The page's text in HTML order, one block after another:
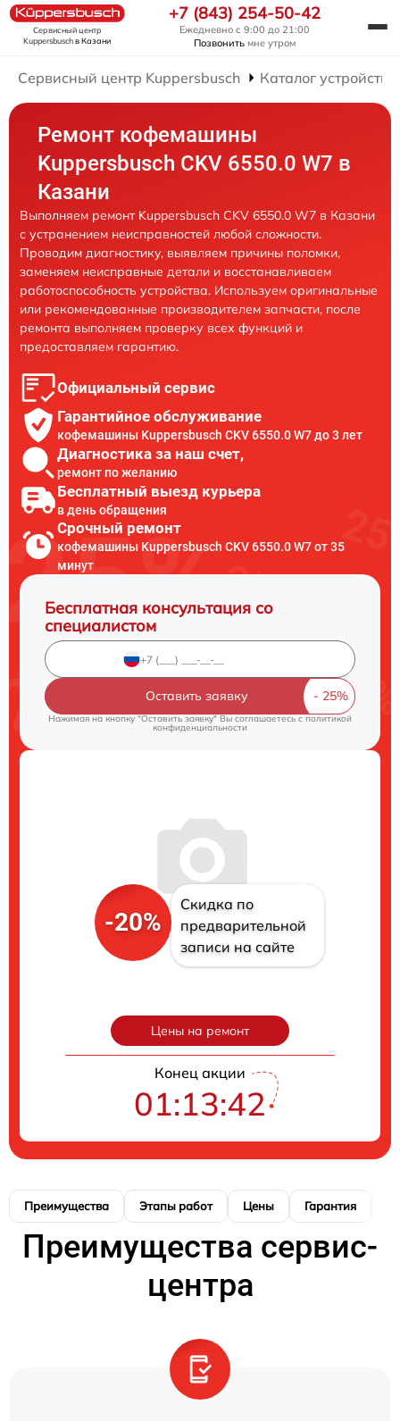
Сервисный центр
Kuppersbuschв Казани
+7 (843) 254-50-42
Ежедневно с 9:00 до 21:00
Позвонить мне утром
Сервисный центр Kuppersbusch Каталог устройств
Ремонт кофемашины
Kuppersbusch CKV 6550.0 W7 в
Казани
Выполняем ремонт Kuppersbusch CKV 6550.0 W7 в Казани
с устранением неисправностей любой сложности.
Проводим диагностику, выявляем причины поломки,
заменяем неисправные детали и восстанавливаем
работоспособность устройства. Используем оригинальные
или рекомендованные производителем запчасти, после
ремонта выполняем проверку всех функций и
предоставляем гарантию.
Официальный сервис
Гарантийное обслуживание
кофемашины Kuppersbusch CKV 6550.0 W7 до 3 лет
Диагностика за наш счет,
ремонт по желанию
Бесплатный выезд курьера
в день обращения
Срочный ремонт
кофемашины Kuppersbusch CKV 6550.0 W7 от 35
минут
Бесплатная консультация со
специалистом
Оставить заявку
Нажимая на кнопку "Оставить заявку" Вы соглашаетесь cполитикой
конфиденциальности
-20%
Скидка по
предварительной
записи на сайте
Цены на ремонт
Конец акции
01:13:41
Преимущества Этапы работ Цены Гарантия
Преимущества сервис-
центра